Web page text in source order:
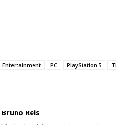
Entertainment PC PlayStation 5
Bruno Reis